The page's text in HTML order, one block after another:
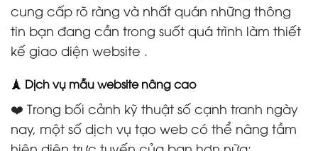
cung cấp rõ ràng và nhất quán những thông
tin bạn đang cần trong suốt quá trình làm thiết
kế giao diện website .
🗼 Dịch vụ mẫu website nâng cao
❤️ Trong bối cảnh kỹ thuật số cạnh tranh ngày
nay, một số dịch vụ tạo web có thể nâng tầm